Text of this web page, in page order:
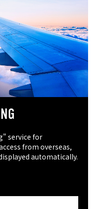
service for
from overseas,
automatically.